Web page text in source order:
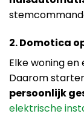
2. Domotica
Elke woning
Daarom
persoonlijk
elektrische